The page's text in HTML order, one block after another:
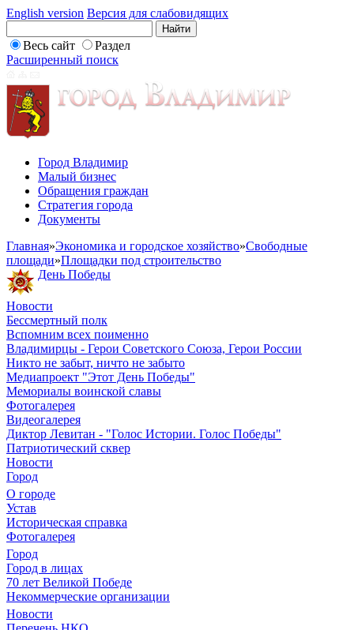
English version Версия для слабовидящих
Весь сайт
Раздел
Расширенный поиск
Город Владимир
Малый бизнес
Обращения граждан
Стратегия города
Документы
Главная»Экономика и городское хозяйство»Свободные
площади»Площадки под строительство
День Победы
Новости
Бессмертный полк
Вспомним всех поименно
Владимирцы - Герои Советского Союза, Герои России
Никто не забыт, ничто не забыто
Медиапроект "Этот День Победы"
Мемориалы воинской славы
Фотогалерея
Видеогалерея
Диктор Левитан - "Голос Истории. Голос Победы"
Патриотический сквер
Новости
Город
О городе
Устав
Историческая справка
Фотогалерея
Город
Город в лицах
70 лет Великой Победе
Некоммерческие организации
Новости